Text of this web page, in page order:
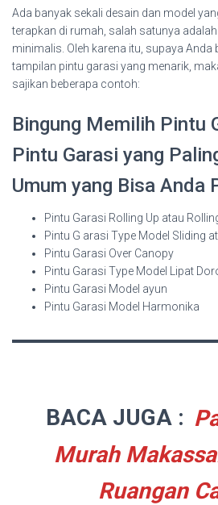
Ada banyak sekali desain dan model
terapkan di rumah, salah satunya
minimalis. Oleh karena itu, supaya Anda
tampilan pintu garasi yang menarik,
sajikan beberapa contoh:
Bingung Memilih Pintu
Pintu Garasi yang
Umum yang Bisa Anda
Pintu Garasi Rolling Up atau
Pintu G arasi Type Model Sliding
Pintu Garasi Over Canopy
Pintu Garasi Type Model Lipat
Pintu Garasi Model ayun
Pintu Garasi Model Harmonika
BACA JUGA :
Murah
Ruangan